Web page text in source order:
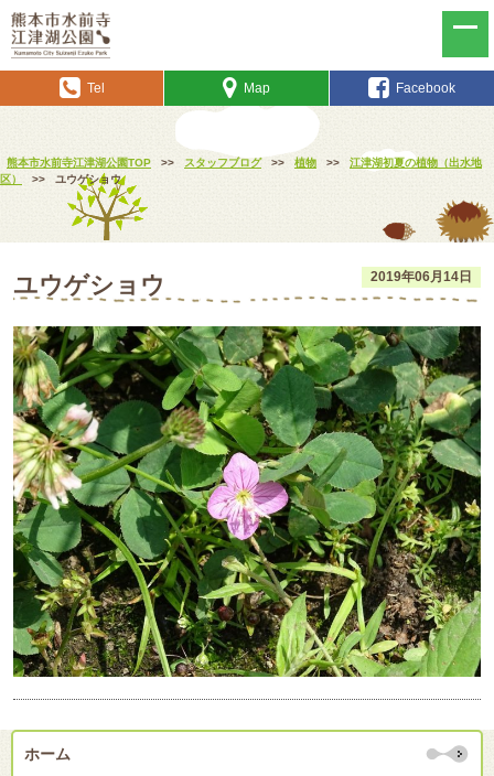
Tel Map Facebook
熊本市水前寺江津湖公園TOP >> スタッフブログ >> 植物 >>
江津湖初夏の植物（出水地
区）
>> ユウゲショウ
2019年06月14日
ユウゲショウ
ホーム